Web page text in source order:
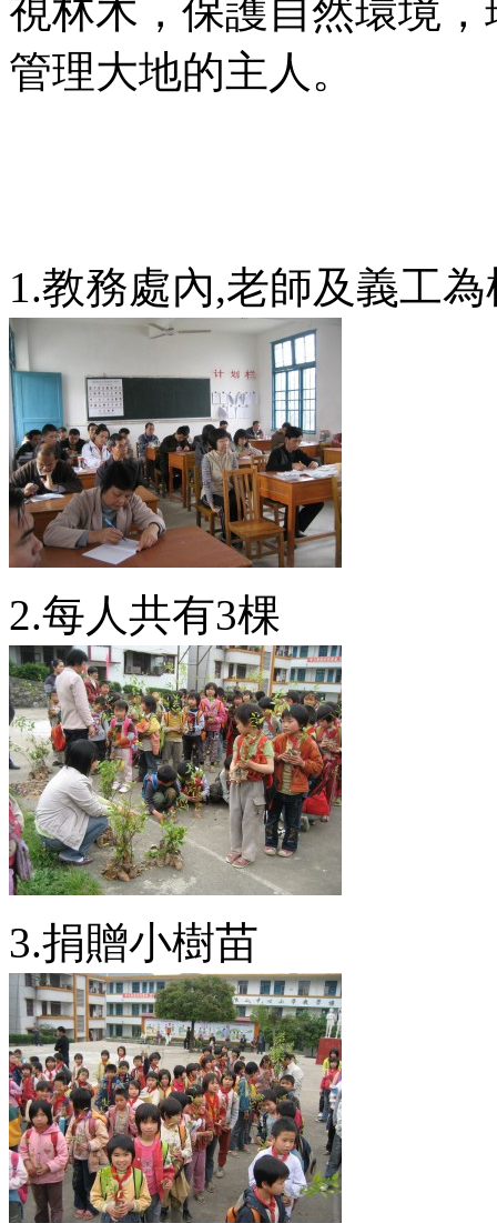
視林木，保護自然環境
管理大地的主人。
1.教務處內,老師及義工
2.每人共有3棵
3.捐贈小樹苗